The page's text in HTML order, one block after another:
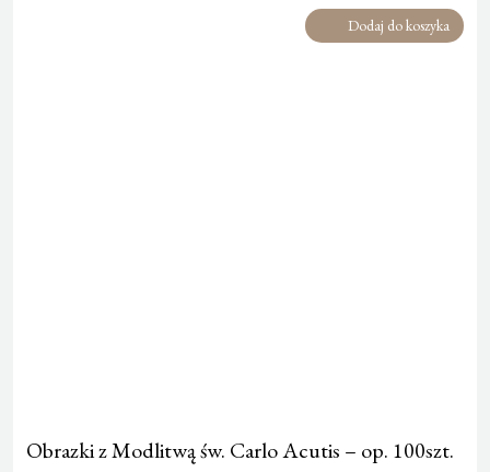
Dodaj do koszyka
Obrazki z Modlitwą św. Carlo Acutis – op. 100szt.